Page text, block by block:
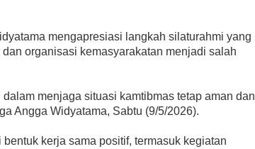
mengapresiasi langkah silaturahmi yang
organisasi kemasyarakatan menjadi salah
menjaga situasi kamtibmas tetap aman dan
Angga Widyatama, Sabtu (9/5/2026).
kerja sama positif, termasuk kegiatan